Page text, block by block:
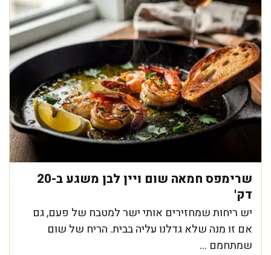
שרימפס חמאה שום ויין לבן משגע ב-20
דק'
יש ריחות שמחזירים אותי ישר למטבח של פעם, גם
אם זו מנה שלא גדלנו עליה בבית. הריח של שום
שמתחמם ...